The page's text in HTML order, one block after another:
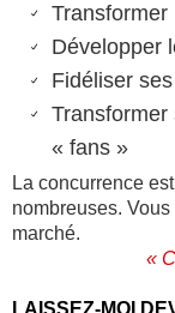
Transformer
Développer
Fidéliser
Transformer
« fans »
La concurrence
nombreuses.
marché.
«
LAISSEZ-MOI